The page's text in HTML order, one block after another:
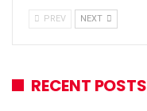
PREV NEXT
RECENT POSTS